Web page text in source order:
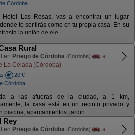
Córdoba
Hotel Las Rosas, vas a encontrar un lugar
te sentirás como en tu propia casa. En su
la unión de ele ...
Rural
en Priego de Córdoba (Córdoba)
a
La Celada (Córdoba)
20 €
Córdoba
a las afueras de la ciudad, a 1 km,
la casa está en un recinto privado y
piscina, aparcamientos, jardin ...
Rey
en Priego de Córdoba (Córdoba)
a